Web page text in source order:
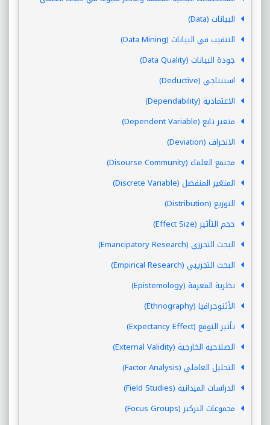
البيانات (Data)
التنقيب في البيانات (Data Mining)
جودة البيانات (Data Quality)
استنتاجي (Deductive)
الاعتمادية (Dependability)
متغير تابع (Dependent Variable)
الانحراف (Deviation)
مجتمع العلماء (Disourse Community)
المتغير المنفصل (Discrete Variable)
التوزيع (Distribution)
حجم التأثير (Effect Size)
البحث التحرري (Emancipatory Research)
البحث التجريبي (Empirical Research)
نظرية المعرفة (Epistemology)
الأثنوجرافيا (Ethnography)
تأثير التوقع (Expectancy Effect)
الصلاحية الخارجية (External Validity)
التحليل العاملي (Factor Analysis)
الدراسات الميدانية (Field Studies)
مجموعات التركيز (Focus Groups)